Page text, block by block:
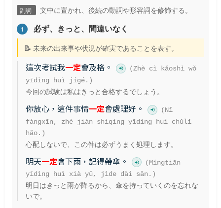
副詞 文中に置かれ、後続の動詞や形容詞を修飾する。
1 必ず、きっと、間違いなく
📝 未来の出来事や状況が確実であることを表す。
這次考試我一定會及格。
(Zhè cì kǎoshì wǒ
yīdìng huì jígé.)
今回の試験は私はきっと合格するでしょう。
你放心，這件事情一定會處理好。
(Nǐ
fàngxīn, zhè jiàn shìqíng yīdìng huì chǔlǐ
hǎo.)
心配しないで、この件は必ずうまく処理します。
明天一定會下雨，記得帶傘。
(Míngtiān
yīdìng huì xià yǔ, jìde dài sǎn.)
明日はきっと雨が降るから、傘を持っていくのを忘れな
いで。